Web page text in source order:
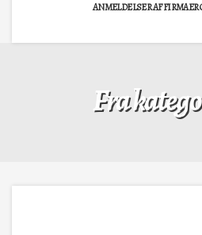
ANMELDELSER AF FIRMAER
Fra